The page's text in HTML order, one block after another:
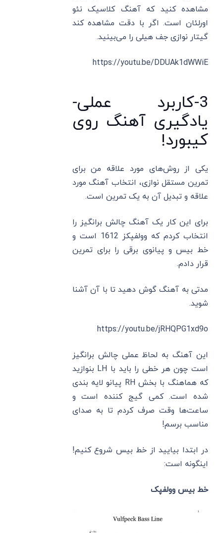
مشاهده کنید که آهنگ کلاسیک نئو
اورلئان است. اگر با دقت مشاهده کند
گیتار نوازی جف هیلی را می‌بینید.
https://youtu.be/DDUAk1dWWiE
3-کاربرد عملی-
یادگیری آهنگ روی
کیبورد!
یکی از روش‌های مورد علاقه من برای
تمرین مستقل نوازی، انتخاب آهنگ مورد
علاقه و تبدیل آن به یک تمرین است.
برای این کار یک آهنگ چالش برانگیز را
انتخاب کردم که وولفپکز 1612 است و
خط بیس و پیانوی برقی را برای تمرین
قرار دادم.
مدتی به آهنگ گوش دهید تا با آن آشنا
شوید.
https://youtu.be/jRHQPG1xd9o
این آهنگ به لحاظ عملی چالش برانگیز
است چون هر خطی را باید با LH بنوازید
که هماهنگ با بخش RH پیانو لایه بندی
شده است. کمی گیج کننده است و
ساعت‌ها وقت صرف کردم تا به صدای
مناسب برسم!
در ابتدا بیایید از خط بیس شروع کنیم!
اینگونه است:
خط بیس وولفپک